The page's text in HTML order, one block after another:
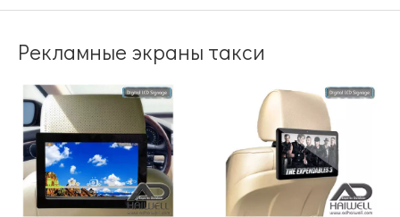
Рекламные экраны такси